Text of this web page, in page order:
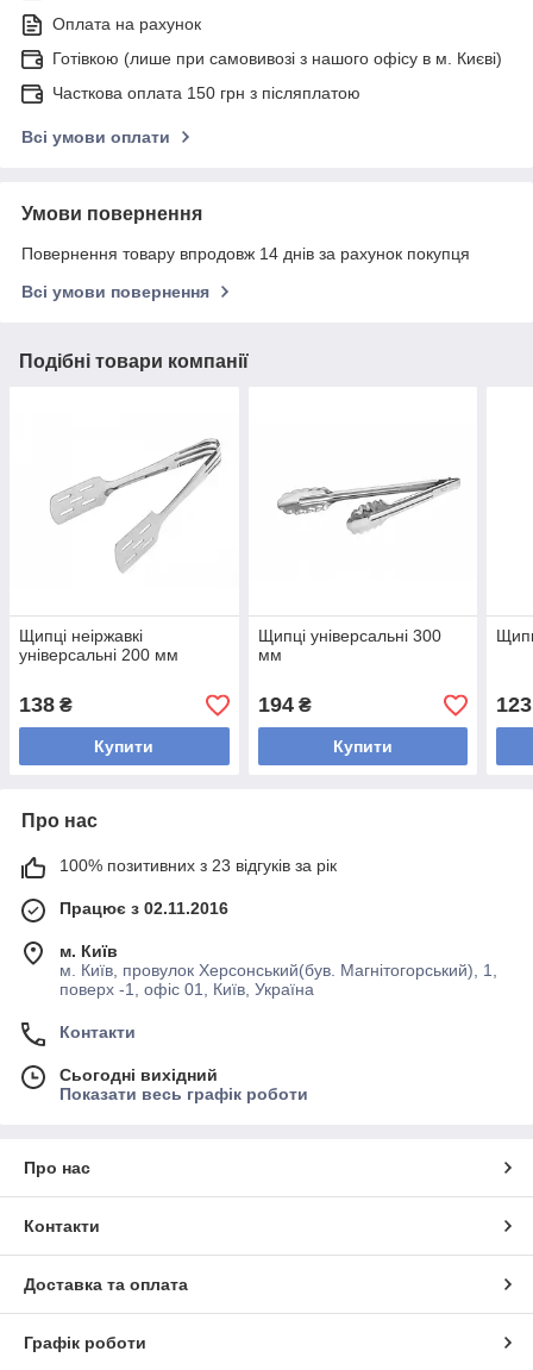
Оплата на рахунок
Готівкою (лише при самовивозі з нашого офісу в м. Києві)
Часткова оплата 150 грн з післяплатою
Всі умови оплати
Умови повернення
Повернення товару впродовж 14 днів за рахунок покупця
Всі умови повернення
Подібні товари компанії
Щипці неіржавкі
універсальні 200 мм
138 ₴
Купити
Щипці універсальні 300
мм
194₴
Купити
123
Про нас
100% позитивних з 23 відгуків за рік
Працює з 02.11.2016
м. Київ
м. Київ, провулок Херсонський(був. Магнітогорський), 1,
поверх -1, офіс 01, Київ, Україна
Контакти
Сьогодні вихідний
Показати весь графік роботи
Про нас
Контакти
Доставка та оплата
Графік роботи